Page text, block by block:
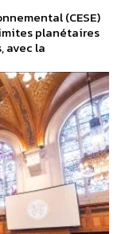
(CESE)
planétaires
avec la